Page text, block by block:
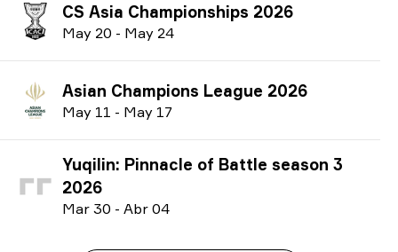
CS Asia Championships 2026
May 20 - May 24
Asian Champions League 2026
May 11 - May 17
Yuqilin: Pinnacle of Battle season 3
2026
Mar 30 - Abr 04